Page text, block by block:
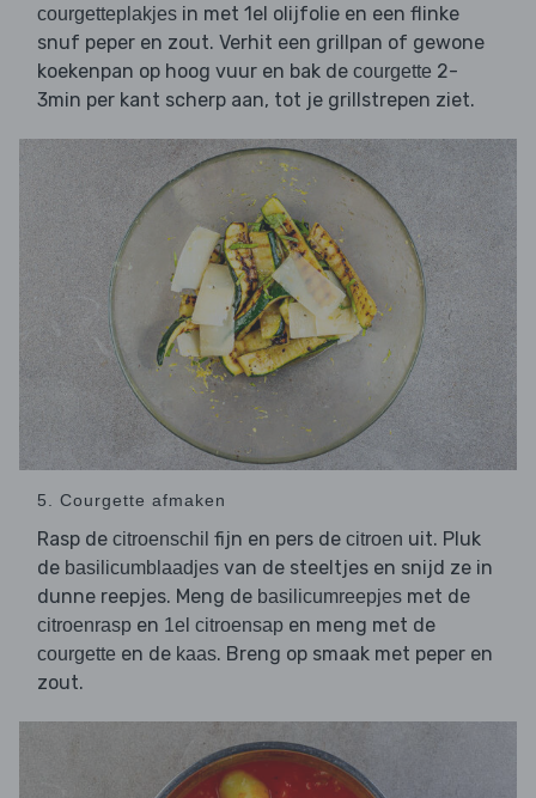
courgetteplakjes in met 1el olijfolie en een flinke
snuf peper en zout. Verhit een grillpan of gewone
koekenpan op hoog vuur en bak de courgette 2-
3min per kant scherp aan, tot je grillstrepen ziet.
5. Courgette afmaken
Rasp de citroenschil fijn en pers de citroen uit. Pluk
de basilicumblaadjes van de steeltjes en snijd ze in
dunne reepjes. Meng de basilicumreepjes met de
citroenrasp en 1el citroensap en meng met de
courgette en de kaas. Breng op smaak met peper en
zout.